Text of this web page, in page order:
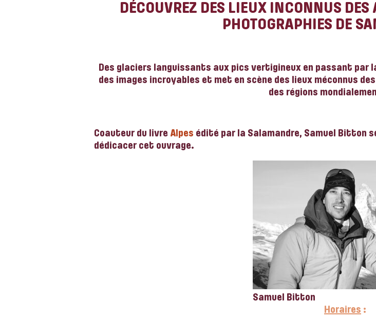
DÉCOUVREZ DES LIEUX INCONNUS DES
PHOTOGRAPHIES DE
Des glaciers languissants aux pics vertigineux en passant par
des images incroyables et met en scène des lieux méconnus
des régions
Coauteur du livre Alpes édité par la Salamandre, Samuel Bitton
dédicacer cet ouvrage.
Samuel Bitton
Horaires :